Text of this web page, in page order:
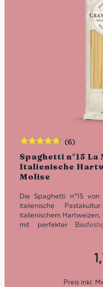
Spaghetti n°15 La
Italienische
Molise
(6)
Die Spaghetti n°15
italienische
italienischem
mit perfekter
e Olio oder klassischen
italienische Pasta aus
traditionsreichsten
Kochzeit: 10 Minuten
Bewertet
mit4.83
von 5